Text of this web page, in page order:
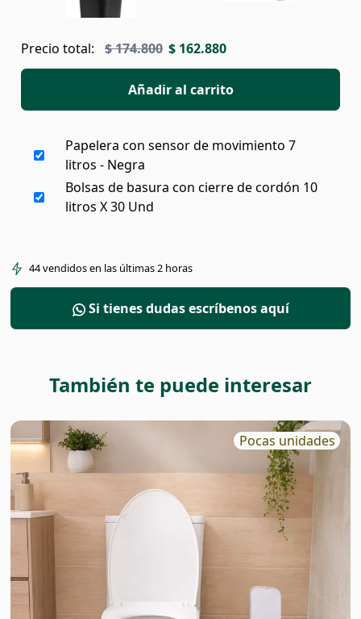
Precio total: $ 174.800 $ 162.880
Añadir al carrito
Papelera con sensor de movimiento 7
litros - Negra
Bolsas de basura con cierre de cordón 10
litros X 30 Und
44vendidos en las últimas2horas
Si tienes dudas escríbenos aquí
También te puede interesar
Pocas unidades